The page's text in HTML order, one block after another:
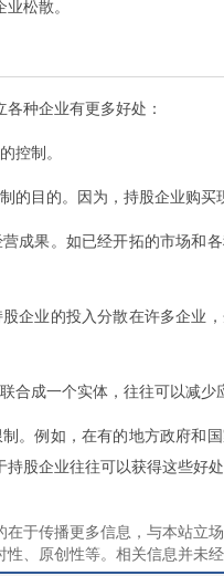
松散。
种企业有更多好处：
控制。
的目的。因为，持股企业购
成果。如已经开拓的市场和
企业的投入分散在许多企业
合成一个实体，往往可以减少
。例如，在有的地方政府和
股企业往往可以获得这些好
在于传播更多信息，与本站立
、原创性等。相关信息并未